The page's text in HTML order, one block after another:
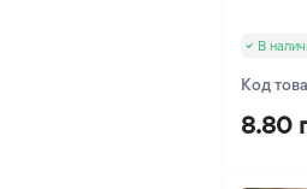
В
Код
8.80